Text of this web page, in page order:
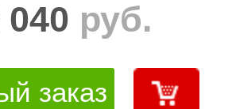
040 руб.
заказ